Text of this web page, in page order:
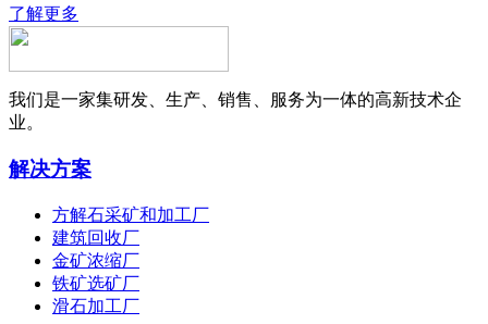
了解更多
我们是一家集研发、生产、销售、服务为一体的高新技术企
业。
解决方案
方解石采矿和加工厂
建筑回收厂
金矿浓缩厂
铁矿选矿厂
滑石加工厂